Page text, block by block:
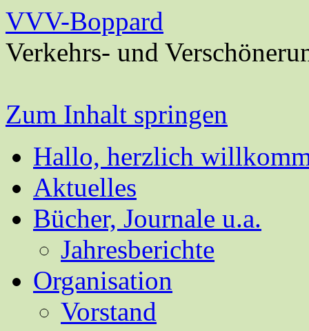
VVV-Boppard
Verkehrs- und
Zum Inhalt springen
Hallo, herzlich
Aktuelles
Bücher, Journale u.a.
Jahresberichte
Organisation
Vorstand